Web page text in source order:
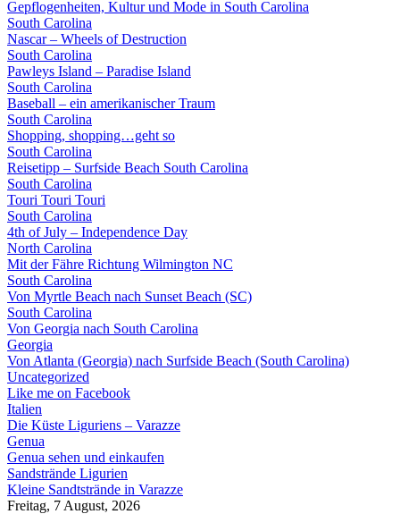
Gepflogenheiten, Kultur und Mode in South Carolina
South Carolina
Nascar – Wheels of Destruction
South Carolina
Pawleys Island – Paradise Island
South Carolina
Baseball – ein amerikanischer Traum
South Carolina
Shopping, shopping…geht so
South Carolina
Reisetipp – Surfside Beach South Carolina
South Carolina
Touri Touri Touri
South Carolina
4th of July – Independence Day
North Carolina
Mit der Fähre Richtung Wilmington NC
South Carolina
Von Myrtle Beach nach Sunset Beach (SC)
South Carolina
Von Georgia nach South Carolina
Georgia
Von Atlanta (Georgia) nach Surfside Beach (South Carolina)
Uncategorized
Like me on Facebook
Italien
Die Küste Liguriens – Varazze
Genua
Genua sehen und einkaufen
Sandstrände Ligurien
Kleine Sandtstrände in Varazze
Freitag, 7 August, 2026